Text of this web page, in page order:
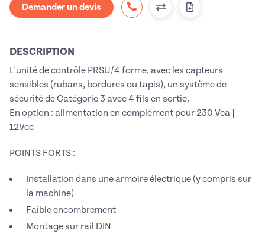
Demander un devis
DESCRIPTION
L'unité de contrôle PRSU/4 forme, avec les capteurs
sensibles (rubans, bordures ou tapis), un système de
sécurité de Catégorie 3 avec 4 fils en sortie.
En option : alimentation en complément pour 230 Vca |
12Vcc
POINTS FORTS :
Installation dans une armoire électrique (y compris sur
la machine)
Faible encombrement
Montage sur rail DIN